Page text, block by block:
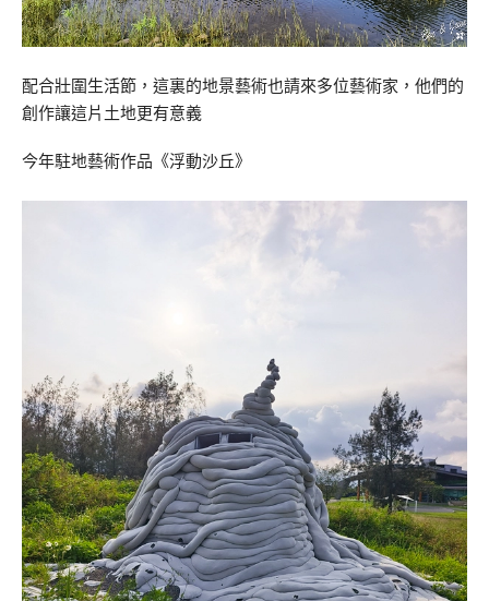
配合壯圍生活節，這裏的地景藝術也請來多位藝術家，他們的
創作讓這片土地更有意義
今年駐地藝術作品《浮動沙丘》